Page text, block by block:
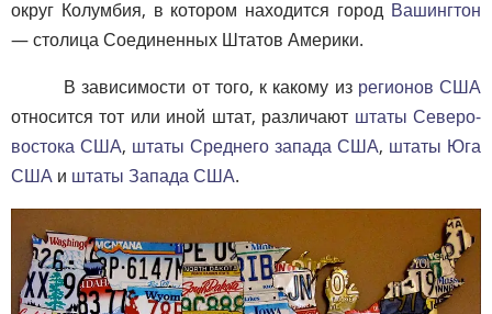
округ Колумбия, в котором находится город Вашингтон
— столица Соединенных Штатов Америки.
В зависимости от того, к какому из регионов США
относится тот или иной штат, различают штаты Северо-
востока США, штаты Среднего запада США, штаты Юга
США и штаты Запада США.